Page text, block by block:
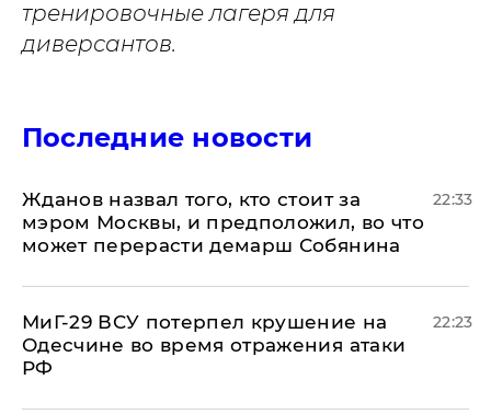
тренировочные лагеря для
диверсантов.
Последние новости
Жданов назвал того, кто стоит за
мэром Москвы, и предположил, во что
может перерасти демарш Собянина
22:33
МиГ-29 ВСУ потерпел крушение на
Одесчине во время отражения атаки
РФ
22:23